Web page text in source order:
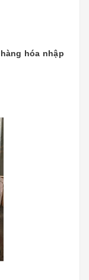
hóa nhập